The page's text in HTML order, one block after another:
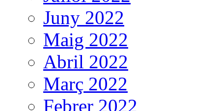
Juny 2022
Maig 2022
Abril 2022
Març 2022
Febrer 2022